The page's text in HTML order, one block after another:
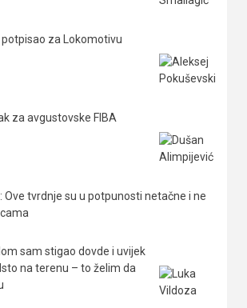
za Lokomotivu
za avgustovske FIBA
​Ove tvrdnje su u potpunosti netačne i ne
sam stigao dovde i uvijek
na terenu – to želim da